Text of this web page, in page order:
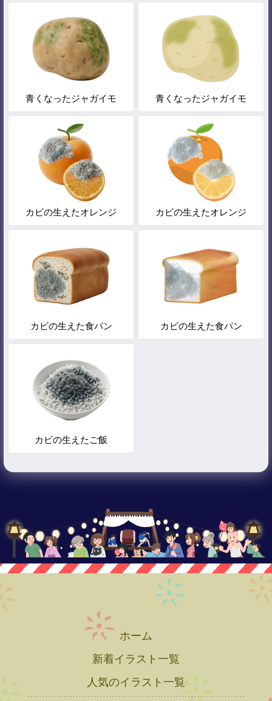
青くなったジャガイモ 青くなったジャガイモ
カビの生えたオレンジ カビの生えたオレンジ
カビの生えた食パン カビの生えた食パン
カビの生えたご飯
ホーム
新着イラスト一覧
人気のイラスト一覧